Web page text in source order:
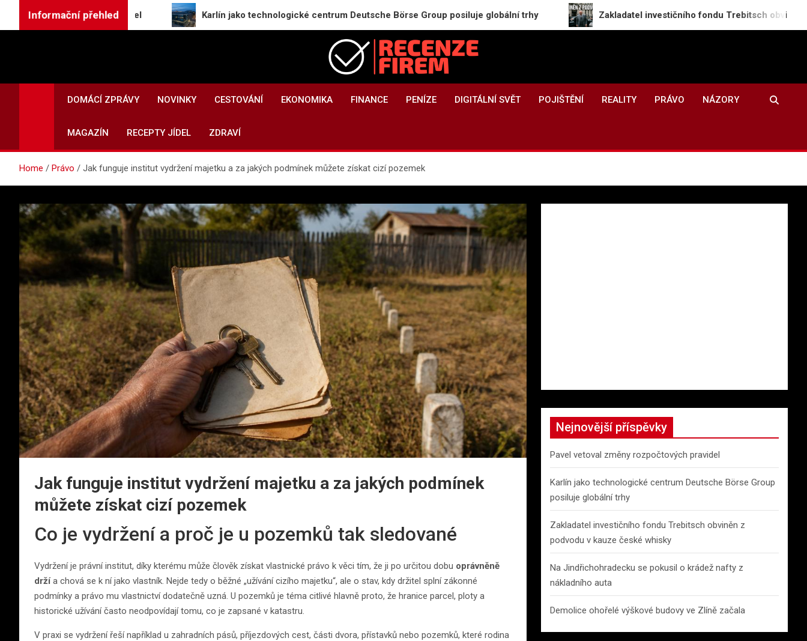
Informační přehled
pravidel Karlín jako technologické centrum Deutsche Börse Group posiluje globální trhy Zakladatel investičního fondu Trebitsch obviněn z podvodu v
Recenze-firem.cz
Recenze firem, hodnocení zaměstnavatelů, názory a zkušenosti
DOMÁCÍ ZPRÁVY
NOVINKY CESTOVÁNÍ EKONOMIKA FINANCE PENÍZE DIGITÁLNÍ SVĚT POJIŠTĚNÍ REALITY PRÁVO NÁZORY
MAGAZÍN RECEPTY JÍDEL ZDRAVÍ
Home Právo Jak funguje institut vydržení majetku a za jakých podmínek můžete získat cizí pozemek
Jak funguje institut vydržení majetku a za jakých podmínek
můžete získat cizí pozemek
Co je vydržení a proč je u pozemků tak sledované
Vydržení je právní institut, díky kterému může člověk získat vlastnické právo k věci tím, že ji po určitou dobu oprávněně
držía chová se k ní jako vlastník. Nejde tedy o běžné „užívání cizího majetku“, ale o stav, kdy držitel splní zákonné
podmínky a právo mu vlastnictví dodatečně uzná. U pozemků je téma citlivé hlavně proto, že hranice parcel, ploty a
historické užívání často neodpovídají tomu, co je zapsané v katastru.
V praxi se vydržení řeší například u zahradních pásů, příjezdových cest, části dvora, přístavků nebo pozemků, které rodina
Nejnovější příspěvky
Pavel vetoval změny rozpočtových pravidel
Karlín jako technologické centrum Deutsche Börse Group
posiluje globální trhy
Zakladatel investičního fondu Trebitsch obviněn z
podvodu v kauze české whisky
Na Jindřichohradecku se pokusil o krádež nafty z
nákladního auta
Demolice ohořelé výškové budovy ve Zlíně začala